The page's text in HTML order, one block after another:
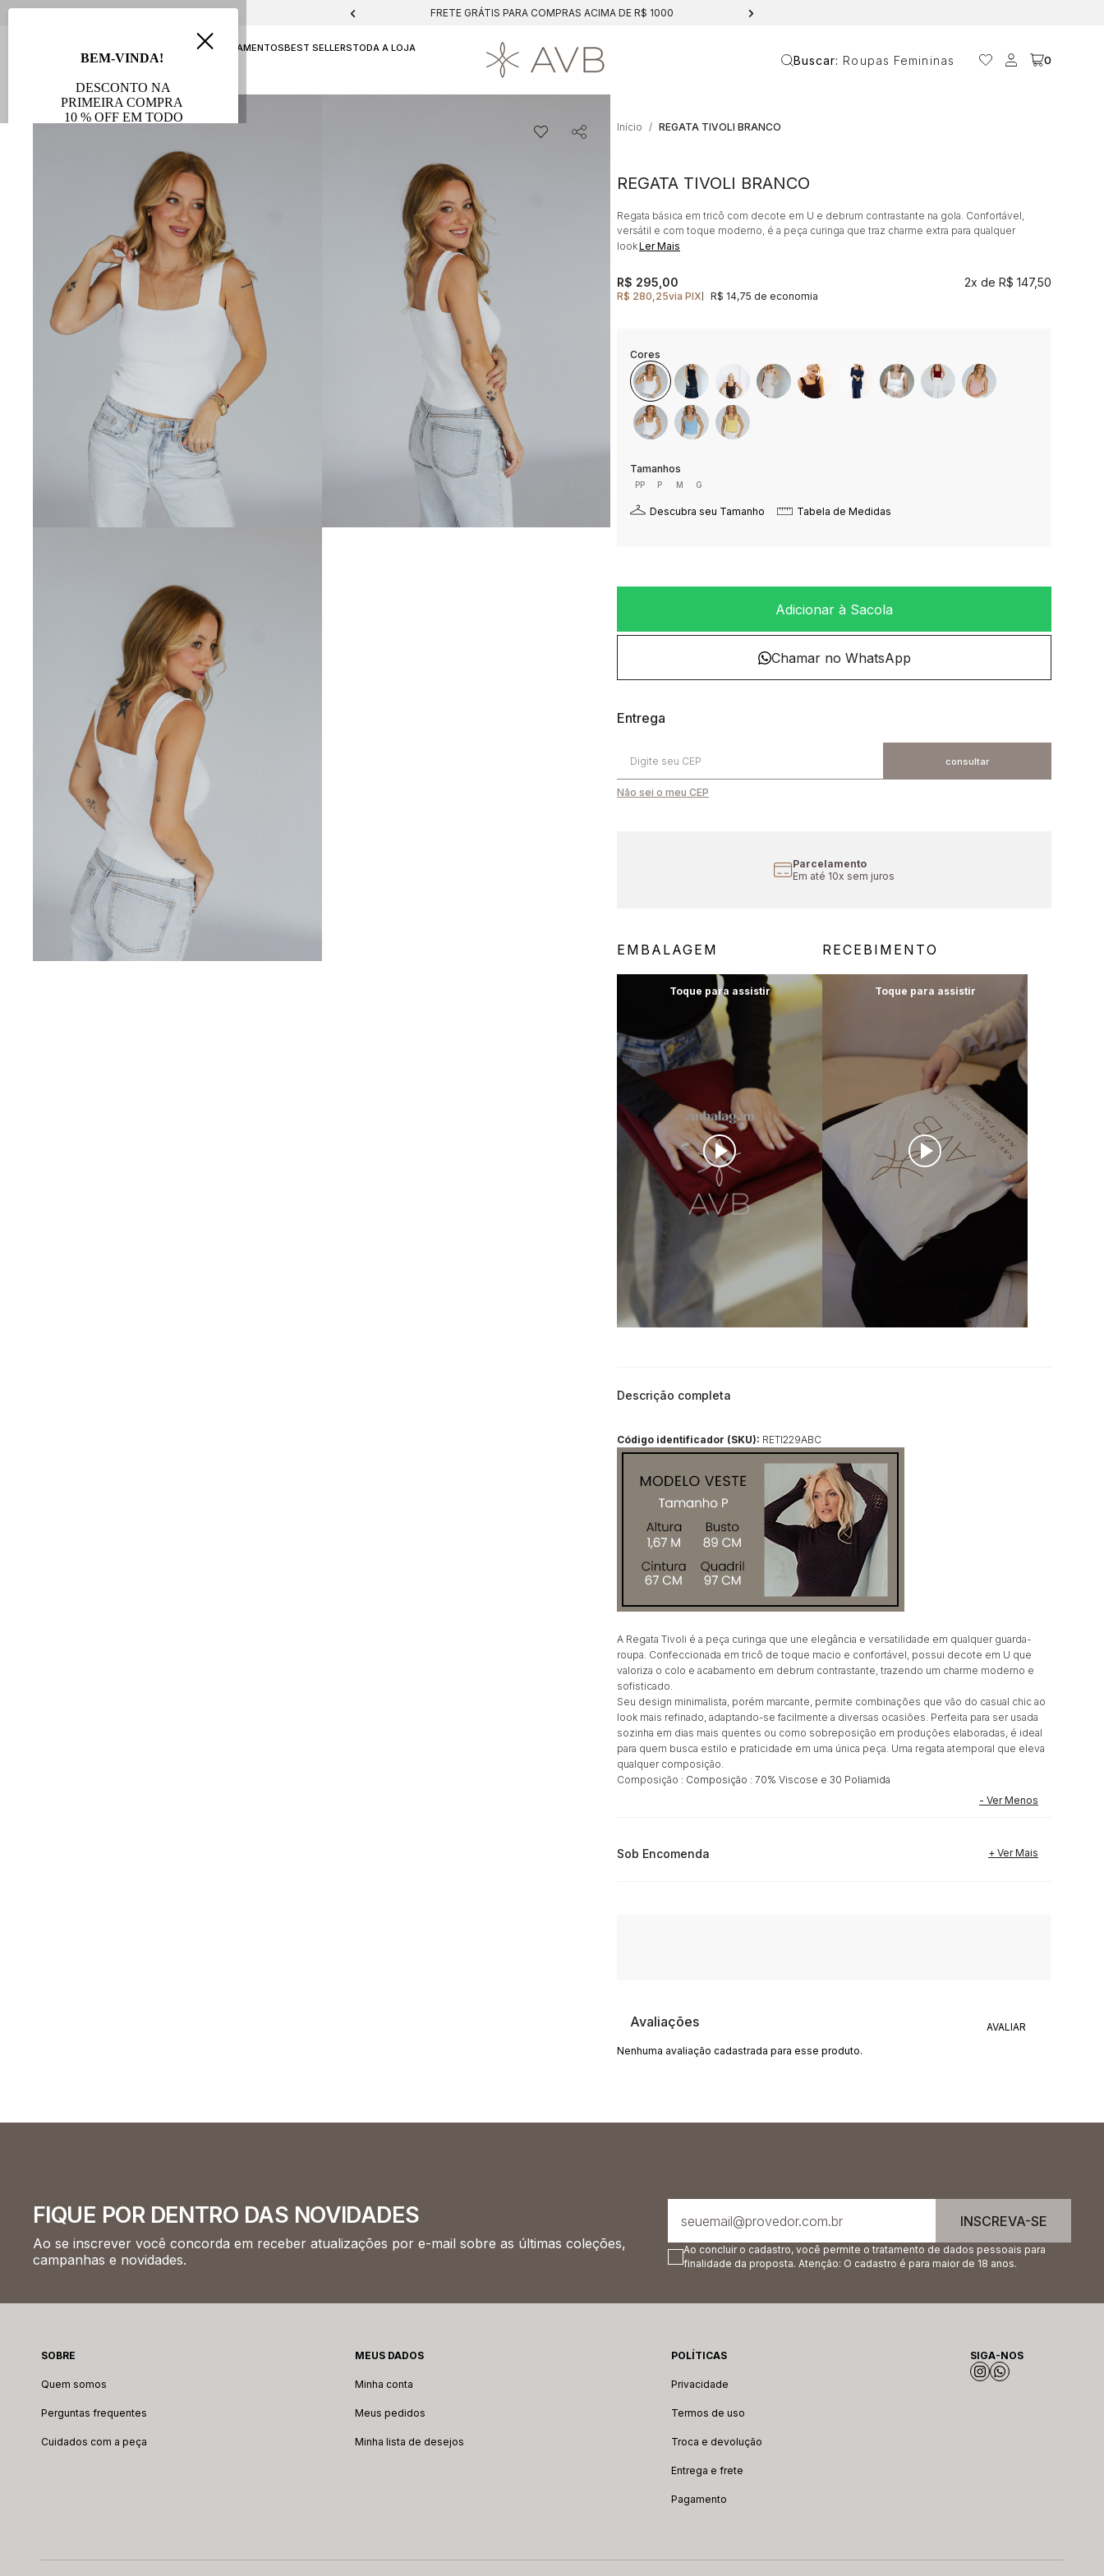
FRETE GRÁTIS PARA COMPRAS ACIMA DE R$ 1000
ATEMPORALLANÇAMENTOSBEST SELLERSTODA A LOJA
Buscar: Roupas Femininas 0
Início REGATA TIVOLI BRANCO
REGATA TIVOLI BRANCO
Regata básica em tricô com decote em U e debrum contrastante na gola. Confortável,
versátil e com toque moderno, é a peça curinga que traz charme extra para qualquer
lookLer Mais
R$ 280,25via PIX R$ 14,75 de economia
R$ 295,00 2x R$ 147,50
PP P M G
Descubra seu Tamanho Tabela de Medidas
Adicionar à Sacola
Não sei o meu CEP
Cupom Primeira Compra
Aproveite 10% off
Parcelamento
Em até 10x sem juros
EMBALAGEM RECEBIMENTO
Descrição completa
Código identificador (SKU): RETI229ABC
A Regata Tivoli é a peça curinga que une elegância e versatilidade em qualquer guarda-
roupa. Confeccionada em tricô de toque macio e confortável, possui decote em U que
valoriza o colo e acabamento em debrum contrastante, trazendo um charme moderno e
sofisticado.
Seu design minimalista, porém marcante, permite combinações que vão do casual chic ao
look mais refinado, adaptando-se facilmente a diversas ocasiões. Perfeita para ser usada
sozinha em dias mais quentes ou como sobreposição em produções elaboradas, é ideal
para quem busca estilo e praticidade em uma única peça. Uma regata atemporal que eleva
qualquer composição.
Composição : Composição : 70% Viscose e 30 Poliamida
Sob Encomenda
Avaliações
Nenhuma avaliação cadastrada para esse produto.
FIQUE POR DENTRO DAS NOVIDADES
Ao se inscrever você concorda em receber atualizações por e-mail sobre as últimas coleções,
campanhas e novidades.
INSCREVA-SE
Ao concluir o cadastro, você permite o tratamento de dados pessoais para
finalidade da proposta. Atenção: O cadastro é para maior de 18 anos.
SOBRE
Quem somos
Perguntas frequentes
Cuidados com a peça
MEUS DADOS
Minha conta
Meus pedidos
Minha lista de desejos
POLÍTICAS
Privacidade
Termos de uso
Troca e devolução
Entrega e frete
Pagamento
SIGA-NOS